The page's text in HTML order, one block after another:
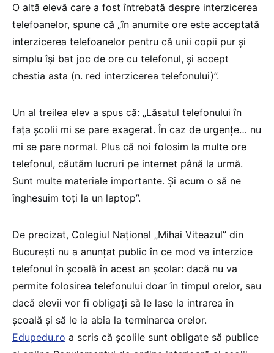
O altă elevă care a fost întrebată despre interzicerea
telefoanelor, spune că „în anumite ore este acceptată
interzicerea telefoanelor pentru că unii copii pur și
simplu își bat joc de ore cu telefonul, și accept
chestia asta (n. red interzicerea telefonului)”.
Un al treilea elev a spus că: „Lăsatul telefonului în
fața școlii mi se pare exagerat. În caz de urgențe… nu
mi se pare normal. Plus că noi folosim la multe ore
telefonul, căutăm lucruri pe internet până la urmă.
Sunt multe materiale importante. Și acum o să ne
înghesuim toți la un laptop”.
De precizat, Colegiul Național „Mihai Viteazul” din
București nu a anunțat public în ce mod va interzice
telefonul în școală în acest an școlar: dacă nu va
permite folosirea telefonului doar în timpul orelor, sau
dacă elevii vor fi obligați să le lase la intrarea în
școală și să le ia abia la terminarea orelor.
Edupedu.ro a scris că școlile sunt obligate să publice